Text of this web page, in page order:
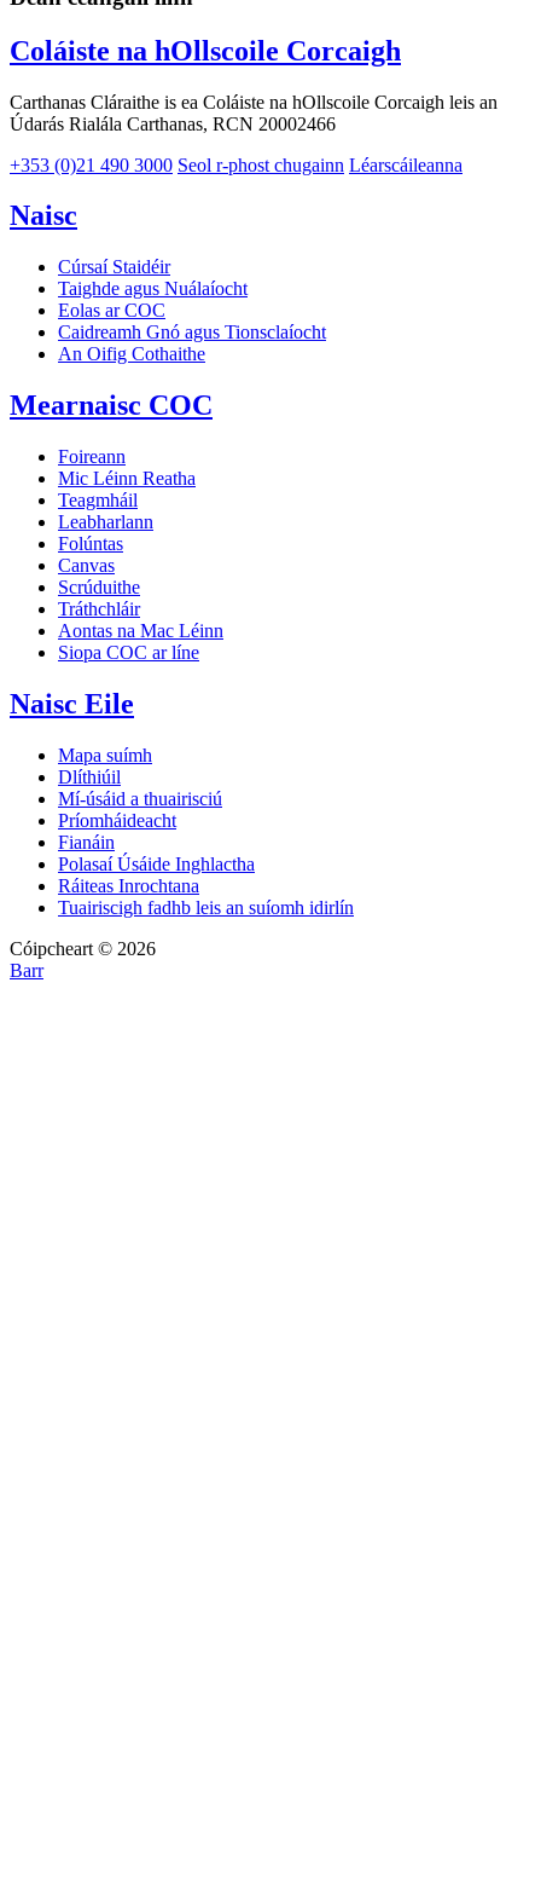
Coláiste na hOllscoile Corcaigh
Carthanas Cláraithe is ea Coláiste na hOllscoile Corcaigh leis an
Údarás Rialála Carthanas, RCN 20002466
+353 (0)21 490 3000 Seol r-phost chugainn Léarscáileanna
Naisc
Cúrsaí Staidéir
Taighde agus Nuálaíocht
Eolas ar COC
Caidreamh Gnó agus Tionsclaíocht
An Oifig Cothaithe
Mearnaisc COC
Foireann
Mic Léinn Reatha
Teagmháil
Leabharlann
Folúntas
Canvas
Scrúduithe
Tráthchláir
Aontas na Mac Léinn
Siopa COC ar líne
Naisc Eile
Mapa suímh
Dlíthiúil
Mí-úsáid a thuairisciú
Príomháideacht
Fianáin
Polasaí Úsáide Inghlactha
Ráiteas Inrochtana
Tuairiscigh fadhb leis an suíomh idirlín
Cóipcheart © 2026
Barr